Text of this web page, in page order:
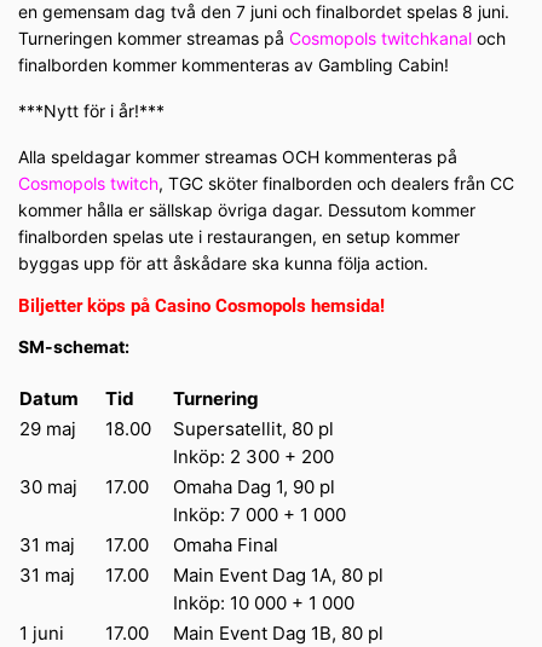
en gemensam dag två den 7 juni och finalbordet spelas 8 juni.
Turneringen kommer streamas på Cosmopols twitchkanal och
finalborden kommer kommenteras av Gambling Cabin!
***Nytt för i år!***
Alla speldagar kommer streamas OCH kommenteras på
Cosmopols twitch, TGC sköter finalborden och dealers från CC
kommer hålla er sällskap övriga dagar. Dessutom kommer
finalborden spelas ute i restaurangen, en setup kommer
byggas upp för att åskådare ska kunna följa action.
Biljetter köps på Casino Cosmopols hemsida!
SM-schemat:
Datum Tid
Turnering
29 maj
18.00
Supersatellit, 80 pl
Inköp: 2 300 + 200
30 maj
17.00
Omaha Dag 1, 90 pl
Inköp: 7 000 + 1 000
31 maj
17.00
Omaha Final
31 maj
17.00
Main Event Dag 1A, 80 pl
Inköp: 10 000 + 1 000
1 juni
17.00
Main Event Dag 1B, 80 pl